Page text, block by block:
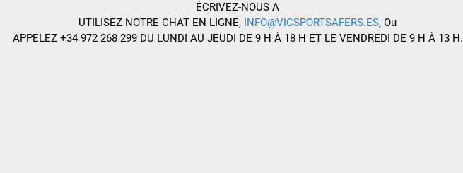
ÉCRIVEZ-NOUS A
UTILISEZ NOTRE CHAT EN LIGNE, INFO@VICSPORTSAFERS.ES, Ou
APPELEZ +34 972 268 299 DU LUNDI AU JEUDI DE 9 H À 18 H ET LE VENDREDI DE 9 H À 13 H.